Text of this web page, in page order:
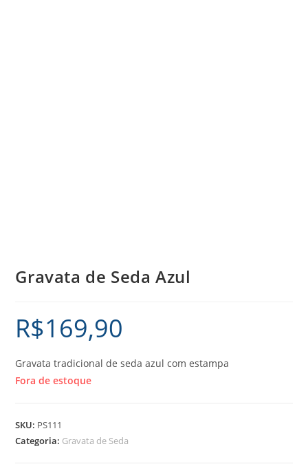
Gravata de Seda Azul
R$169,90
Gravata tradicional de seda azul com estampa
Fora de estoque
SKU: PS111
Categoria: Gravata de Seda